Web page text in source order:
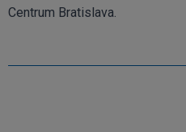
Centrum Bratislava.